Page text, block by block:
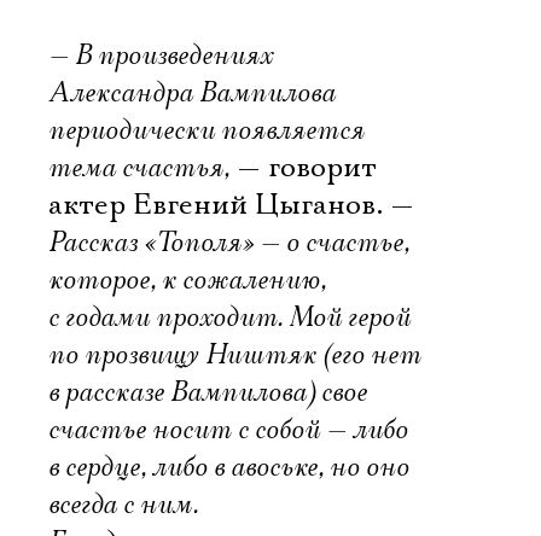
— В произведениях
Александра Вампилова
периодически появляется
тема счастья, — говорит
актер Евгений Цыганов. —
Рассказ «Тополя» — о счастье,
которое, к сожалению,
с годами проходит. Мой герой
по прозвищу Ништяк (его нет
в рассказе Вампилова) свое
счастье носит с собой — либо
в сердце, либо в авоське, но оно
всегда с ним.